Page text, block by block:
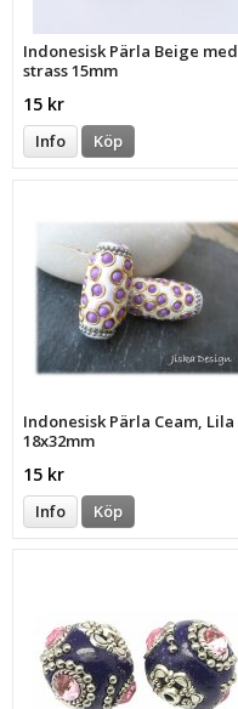
Indonesisk Pärla Beige med
strass 15mm
15 kr
Info Köp
Indonesisk Pärla Ceam, Lila
18x32mm
15 kr
Info Köp